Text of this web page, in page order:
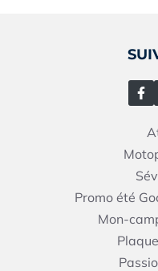
Promo été
Mon-